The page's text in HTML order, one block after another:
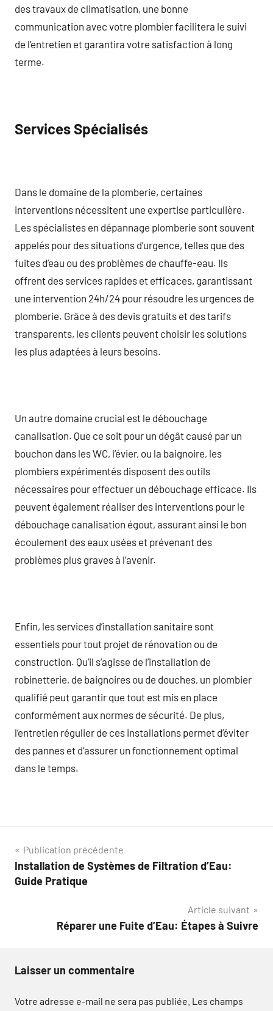
des travaux de climatisation, une bonne
communication avec votre plombier facilitera le suivi
de l’entretien et garantira votre satisfaction à long
terme.
Services Spécialisés
Dans le domaine de la plomberie, certaines
interventions nécessitent une expertise particulière.
Les spécialistes en dépannage plomberie sont souvent
appelés pour des situations d’urgence, telles que des
fuites d’eau ou des problèmes de chauffe-eau. Ils
offrent des services rapides et efficaces, garantissant
une intervention 24h/24 pour résoudre les urgences de
plomberie. Grâce à des devis gratuits et des tarifs
transparents, les clients peuvent choisir les solutions
les plus adaptées à leurs besoins.
Un autre domaine crucial est le débouchage
canalisation. Que ce soit pour un dégât causé par un
bouchon dans les WC, l’évier, ou la baignoire, les
plombiers expérimentés disposent des outils
nécessaires pour effectuer un débouchage efficace. Ils
peuvent également réaliser des interventions pour le
débouchage canalisation égout, assurant ainsi le bon
écoulement des eaux usées et prévenant des
problèmes plus graves à l’avenir.
Enfin, les services d’installation sanitaire sont
essentiels pour tout projet de rénovation ou de
construction. Qu’il s’agisse de l’installation de
robinetterie, de baignoires ou de douches, un plombier
qualifié peut garantir que tout est mis en place
conformément aux normes de sécurité. De plus,
l’entretien régulier de ces installations permet d’éviter
des pannes et d’assurer un fonctionnement optimal
dans le temps.
Navigation
de
Publication précédente
Installation de Systèmes de Filtration d’Eau:
Guide Pratique
Article suivant
Réparer une Fuite d’Eau: Étapes à Suivre
Laisser un commentaire
Votre adresse e-mail ne sera pas publiée. Les champs